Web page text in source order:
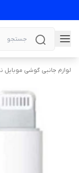
لوازم جانبی گوشی موبایل